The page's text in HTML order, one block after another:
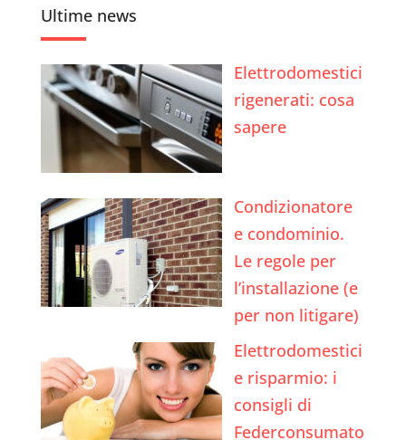
Ultime news
Elettrodomestici
rigenerati: cosa
sapere
Condizionatore
e condominio.
Le regole per
l’installazione (e
per non litigare)
Elettrodomestici
e risparmio: i
consigli di
Federconsumato